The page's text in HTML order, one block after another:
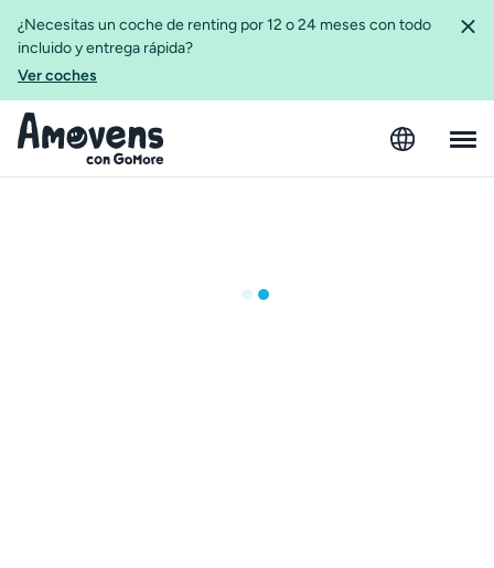
¿Necesitas un coche de renting por 12 o 24 meses con todo
incluido y entrega rápida?
Ver coches